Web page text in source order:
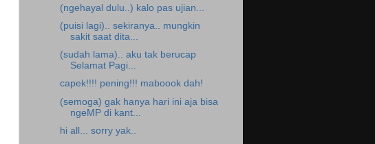
(ngehayal dulu..) kalo pas ujian...
(puisi lagi).. sekiranya.. mungkin
sakit saat dita...
(sudah lama).. aku tak berucap
Selamat Pagi...
capek!!!! pening!!! maboook dah!
(semoga) gak hanya hari ini aja bisa
ngeMP di kant...
hi all... sorry yak..